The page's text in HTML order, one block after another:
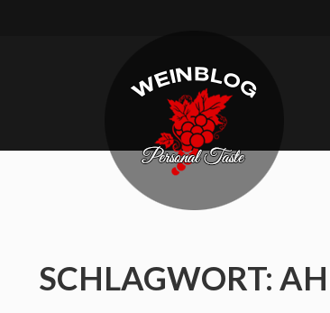
Personal
SCHLAGWORT: